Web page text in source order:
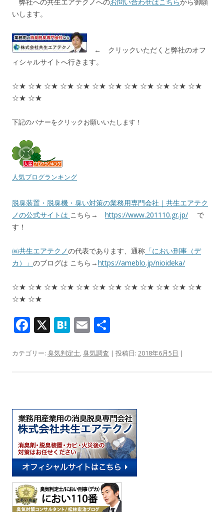
いします。
← クリックいただくと弊社のオフ
ィシャルサイトへ行きます。
☆★ ☆★ ☆★ ☆★ ☆★ ☆★ ☆★ ☆★ ☆★ ☆★ ☆★ ☆★
☆★ ☆★
下記のバナーをクリックお願いいたします！
人気ブログランキング
脱臭装置・脱臭機・臭い対策の業務用専門会社｜共生エアテク
ノの公式サイトは こちら→ https://www.201110.gr.jp/ で
す！
㈱共生エアテクノの代表であります、通称 「におい刑事（デ
カ）」 のブログは こちら→https://ameblo.jp/nioideka/
☆★ ☆★ ☆★ ☆★ ☆★ ☆★ ☆★ ☆★ ☆★ ☆★ ☆★ ☆★
☆★ ☆★
F
e
o
k
X H
e
E
ai
カテゴリー: 臭気判定士,臭気調査 | 投稿日: 2018年6月5日 |